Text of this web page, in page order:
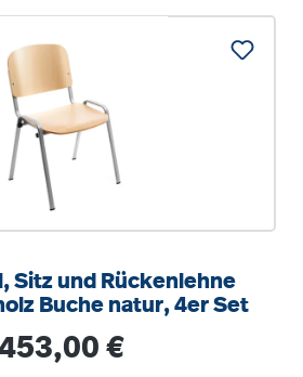
Sitz und Rückenlehne
Buche natur, 4er Set
Regulärer Preis:
€